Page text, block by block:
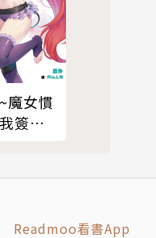
魔女慣
簽下
Readmoo看書App